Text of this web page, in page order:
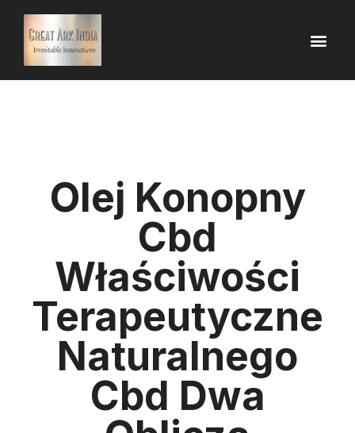
Olej Konopny
Cbd
Właściwości
Terapeutyczne
Naturalnego
Cbd Dwa